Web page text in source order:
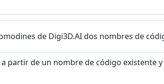
de Digi3D.AI dos nombres de
partir de un nombre de código existente y